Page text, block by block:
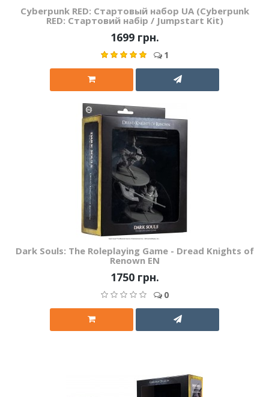
Cyberpunk RED: Стартовый набор UA (Cyberpunk
RED: Стартовий набір / Jumpstart Kit)
1699 грн.
1
Dark Souls: The Roleplaying Game - Dread Knights of
Renown EN
1750 грн.
0